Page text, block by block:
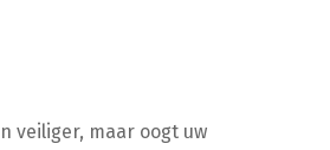
veiliger, maar oogt uw